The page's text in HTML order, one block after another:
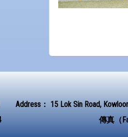
Address： 15 Lok Sin Road,
傳真（